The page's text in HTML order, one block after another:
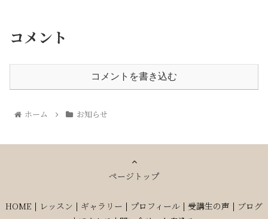
コメント
コメントを書き込む
ホーム お知らせ
ページトップ
HOME | レッスン | ギャラリー | プロフィール | 受講生の声 | ブログ